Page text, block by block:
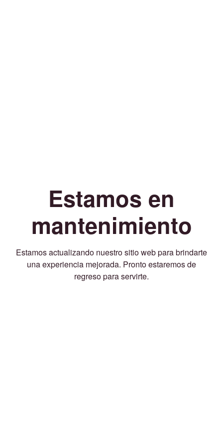
Estamos en
mantenimiento
Estamos actualizando nuestro sitio web para brindarte
una experiencia mejorada. Pronto estaremos de
regreso para servirte.